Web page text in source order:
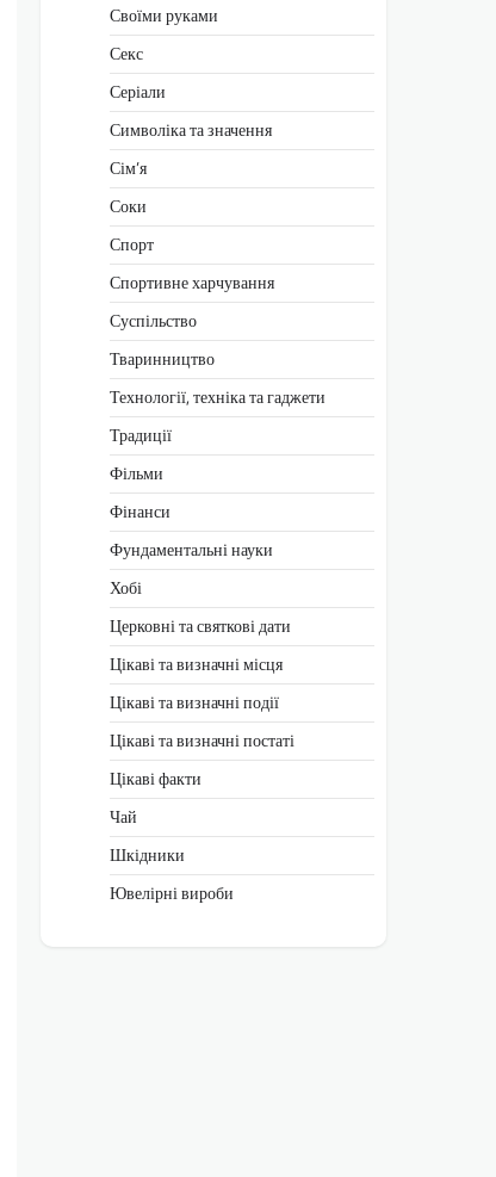
Своїми руками
Секс
Серіали
Символіка та значення
Сім’я
Соки
Спорт
Спортивне харчування
Суспільство
Тваринництво
Технології, техніка та гаджети
Традиції
Фільми
Фінанси
Фундаментальні науки
Хобі
Церковні та святкові дати
Цікаві та визначні місця
Цікаві та визначні події
Цікаві та визначні постаті
Цікаві факти
Чай
Шкідники
Ювелірні вироби